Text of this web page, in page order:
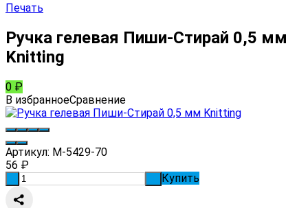
Печать
Ручка гелевая Пиши-Стирай 0,5 мм
Knitting
0 ₽
В избранноеСравнение
Артикул: M-5429-70
56 ₽
Купить